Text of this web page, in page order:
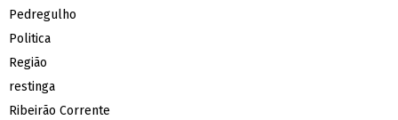
Pedregulho
Politica
Região
restinga
Ribeirão Corrente